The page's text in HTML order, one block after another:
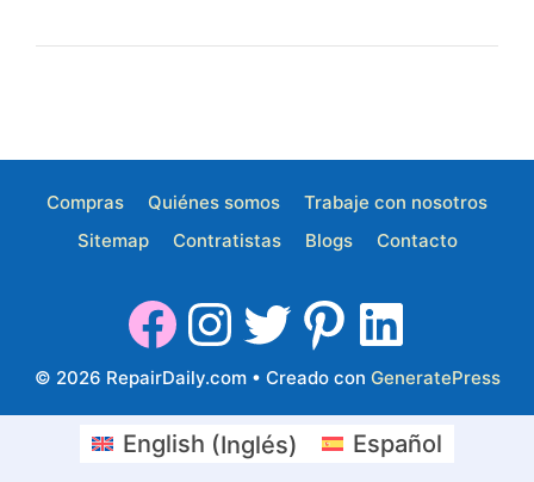
Compras Quiénes somos
Trabaje con nosotros
Sitemap
Contratistas Blogs Contacto
© 2026 RepairDaily.com• Creado con GeneratePress
English (Inglés) Español